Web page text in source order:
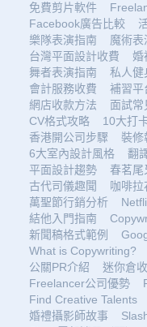
免費剪片軟件
Facebook廣告比較
樂隊表演指南
魔術表
台灣平面設計收費
婚
舞者表演指南
私人健
會計服務收費
補習平
網店收款方法
面試常
CV格式攻略
10大打
香港開公司步驟
裝修
6大室內設計風格
翻
平面設計趨勢
春茗尾
古代司儀趣聞
咖啡
萬聖節行銷分析
結他入門指南
新聞稿格式範例
What is Copywriting?
公關PR介紹
迷你倉
Freelancer公司優勢
Find Creative Talents
婚禮攝影師故事